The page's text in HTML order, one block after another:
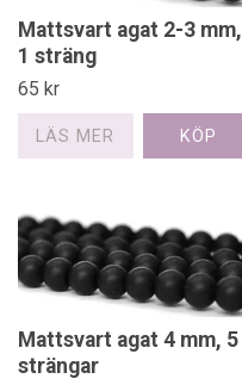
Mattsvart agat 2-3 mm,
1 sträng
65 kr
LÄS MER
Mattsvart agat 4 mm, 5
strängar